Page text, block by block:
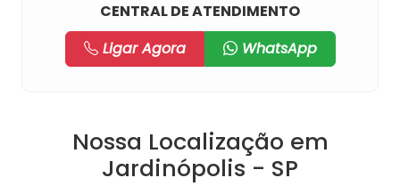
CENTRAL DE ATENDIMENTO
Ligar Agora
WhatsApp
Nossa Localização em
Jardinópolis - SP